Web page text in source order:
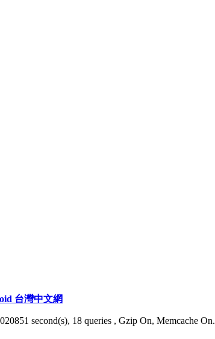
台灣中文網
second(s), 18 queries , Gzip On, Memcache On.